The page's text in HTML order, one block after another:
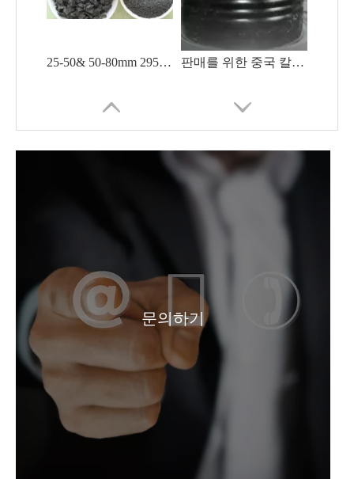
25-50& 50-80mm 295L-315L/Kg 최소 칼슘 카바이드 50kg/드럼 판매를 위한 중국 칼슘 카바이드 50-80mm
분말 산업 등급 하이드로 아황산 나트륨
문의하기